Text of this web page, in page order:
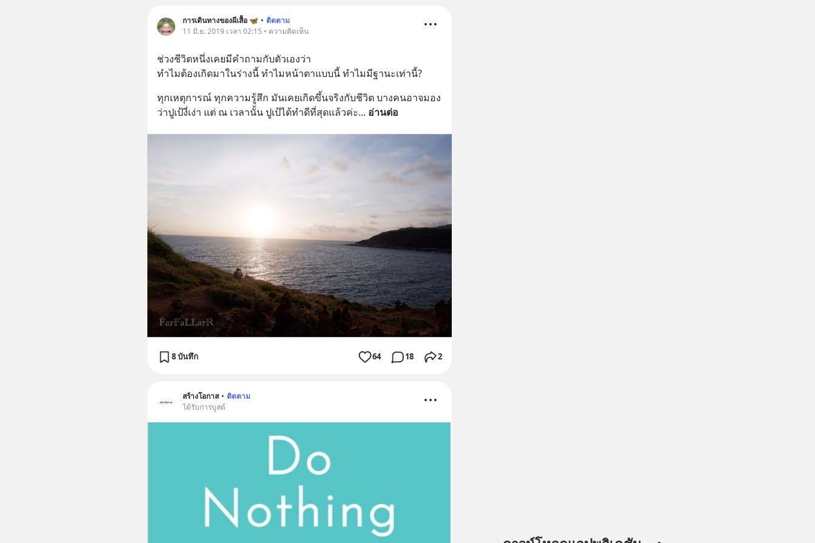
การเดินทางของผีเสื้อ 🦋 • ติดตาม
11 มิ.ย. 2019 เวลา 02:15 • ความคิดเห็น
ช่วงชีวิตหนึ่งเคยมีคำถามกับตัวเองว่า
ทำไมต้องเกิดมาในร่างนี้ ทำไมหน้าตาแบบนี้ ทำไมมีฐานะเท่านี้?
ทุกเหตุการณ์ ทุกความรู้สึก มันเคยเกิดขึ้นจริงกับชีวิต บางคนอาจมอง
ว่าปูเป้งี่เง่า แต่ ณ เวลานั้น ปูเป้ได้ทำดีที่สุดแล้วค่ะ... อ่านต่อ
8 บันทึก 64 18 2
สร้างโอกาส • ติดตาม
ได้รับการบูสต์